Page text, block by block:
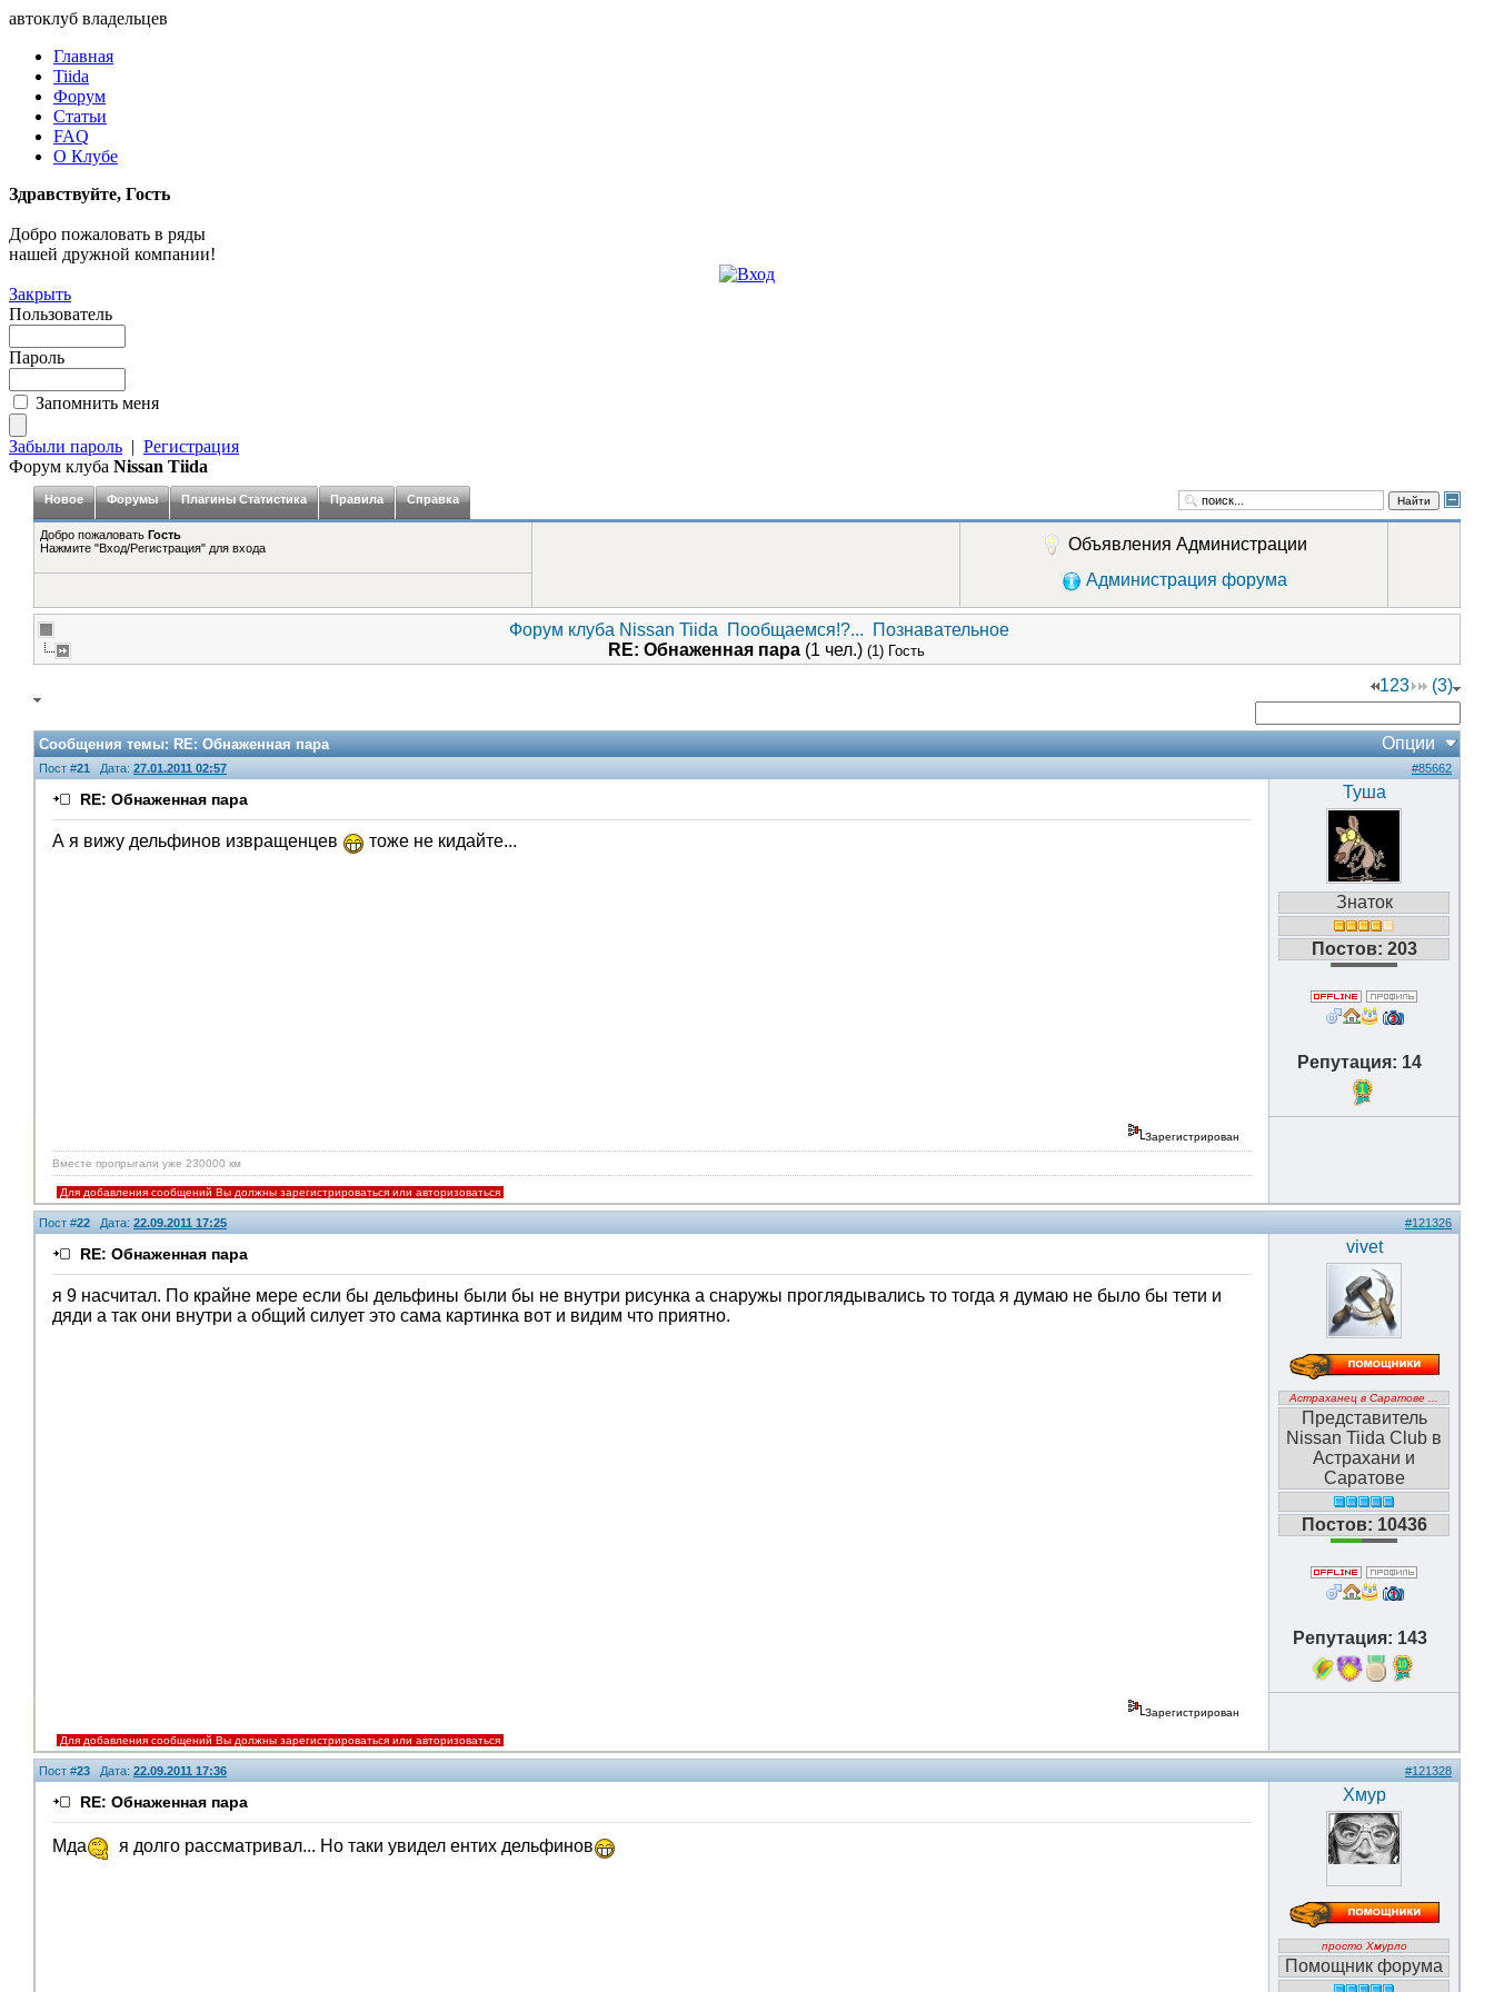
автоклуб владельцев
Главная
Tiida
Форум
Статьи
FAQ
О Клубе
Здравствуйте, Гость
Добро пожаловать в ряды
нашей дружной компании!
Закрыть
Пользователь
Пароль
Запомнить меня
Забыли пароль | Регистрация
Форум клуба Nissan Tiida
Новое Форумы Плагины Статистика Правила Справка Найти
Добро пожаловать Гость
Нажмите "Вход/Регистрация" для входа
Объявления Администрации
Администрация форума
Форум клуба Nissan Tiida Пообщаемся!?...
Познавательное
RE: Обнаженная пара (1 чел.) (1) Гость
123 (3)
Сообщения темы:RE: Обнаженная пара Опции
Пост #21 Дата: 27.01.2011 02:57 #85662
RE: Обнаженная пара
А я вижу дельфинов извращенцев тоже не кидайте...
Туша
Знаток
Постов: 203
Репутация: 14
1
Зарегистрирован
Вместе пропрыгали уже 230000 км
Для добавления сообщений Вы должны зарегистрироваться или авторизоваться
Пост #22 Дата: 22.09.2011 17:25 #121326
RE: Обнаженная пара
я 9 насчитал. По крайне мере если бы дельфины были бы не внутри рисунка а снаружы проглядывались то тогда я думаю не было бы тети и
дяди а так они внутри а общий силует это сама картинка вот и видим что приятно.
vivet
Астраханец в Саратове ...
Представитель
Nissan Tiida Club в
Астрахани и
Саратове
Постов: 10436
Репутация: 143
10
Зарегистрирован
Для добавления сообщений Вы должны зарегистрироваться или авторизоваться
Пост #23 Дата: 22.09.2011 17:36 #121328
RE: Обнаженная пара
Мда я долго рассматривал... Но таки увидел ентих дельфинов
Хмур
просто Хмурло
Помощник форума